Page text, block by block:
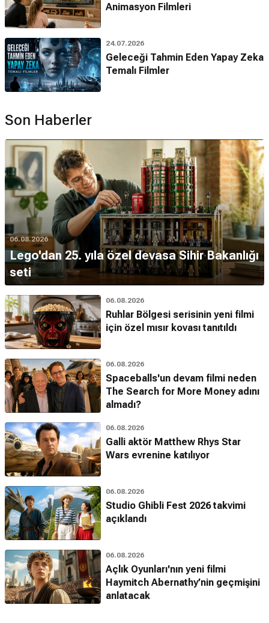
Animasyon Filmleri
24.07.2026
Geleceği Tahmin Eden Yapay Zeka
Temalı Filmler
Son Haberler
06.08.2026
Lego'dan 25. yıla özel devasa Sihir Bakanlığı
seti
06.08.2026
Ruhlar Bölgesi serisinin yeni filmi
için özel mısır kovası tanıtıldı
06.08.2026
Spaceballs'un devam filmi neden
The Search for More Money adını
almadı?
06.08.2026
Galli aktör Matthew Rhys Star
Wars evrenine katılıyor
06.08.2026
Studio Ghibli Fest 2026 takvimi
açıklandı
06.08.2026
Açlık Oyunları'nın yeni filmi
Haymitch Abernathy’nin geçmişini
anlatacak